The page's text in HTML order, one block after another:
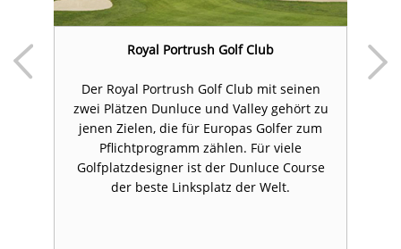
Royal Portrush Golf Club
Der Royal Portrush Golf Club mit seinen
zwei Plätzen Dunluce und Valley gehört zu
jenen Zielen, die für Europas Golfer zum
Pflichtprogramm zählen. Für viele
Golfplatzdesigner ist der Dunluce Course
der beste Linksplatz der Welt.